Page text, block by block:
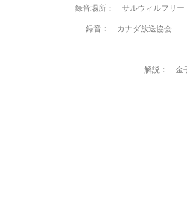
録音場所： サルウィルフリ
録音： カナダ放送協会
NHK-FMの放送日は
解説： 金子建